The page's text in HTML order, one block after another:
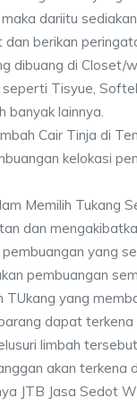
dariitu
berikan
dibuang di Closet/
Tisyue,
banyak lainnya.
Cair Tinja di
kelokasi
Memilih Tukang
dan
yang
pembuangan
TUkang yang
dapat
limbah
akan terkena
JTB Jasa Sedot